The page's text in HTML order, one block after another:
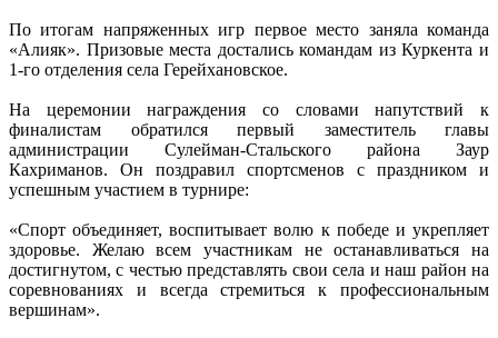
По итогам напряженных игр первое место заняла команда
«Алияк». Призовые места достались командам из Куркента и
1-го отделения села Герейхановское.
На церемонии награждения со словами напутствий к
финалистам обратился первый заместитель главы
администрации Сулейман-Стальского района Заур
Кахриманов. Он поздравил спортсменов с праздником и
успешным участием в турнире:
«Спорт объединяет, воспитывает волю к победе и укрепляет
здоровье. Желаю всем участникам не останавливаться на
достигнутом, с честью представлять свои села и наш район на
соревнованиях и всегда стремиться к профессиональным
вершинам».